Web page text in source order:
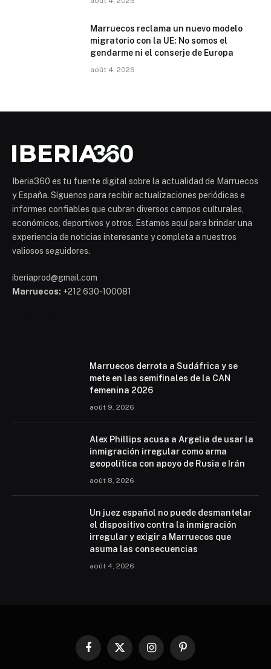
Marruecos reclama un nuevo modelo
migratorio con la UE: No somos el
gendarme ni el conserje de Europa
août 4, 2026
Iberia360 es tu fuente digital sobre la actualidad de Marruecos
y España. Síguenos para recibir actualizaciones periódicas e
informes confiables que cubran diversos campos culturales,
económicos, deportivos y otros. Estamos aquí para brindar una
experiencia de noticias interesante y completa a nuestros
valiosos seguidores.
iberiaprod@gmail.com
Marruecos: +212 630-100081
Marruecos derrota a Sudáfrica y se
mete en las semifinales de la CAN
femenina 2026
août 9, 2026
Alex Phillips acusa a Argelia de usar la
inmigración irregular como arma
geopolítica con apoyo de Rusia e Irán
août 8, 2026
Un juez español no puede desmantelar
el dispositivo contra la inmigración
irregular y exigir a Marruecos que
asuma las consecuencias
août 4, 2026
Facebook
X
InstagramPinterest